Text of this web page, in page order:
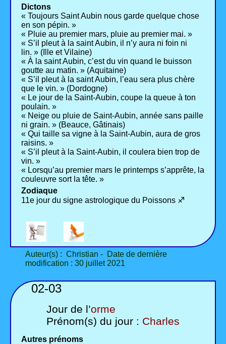
Dictons
« Toujours Saint Aubin nous garde quelque chose
en son pépin. »
« Pluie au premier mars, pluie au premier mai. »
« S’il pleut à la saint Aubin, il n’y aura ni foin ni
lin. » (Ille et Vilaine)
« À la saint Aubin, c’est du vin quand le buisson
goutte au matin. » (Aquitaine)
« S’il pleut à la saint Aubin, l’eau sera plus chère
que le vin. » (Dordogne)
« Le jour de la Saint-Aubin, coupe la queue à ton
poulain. »
« Neige ou pluie de Saint-Aubin, année sans paille
ni grain. » (Beauce, Gâtinais)
« Qui taille sa vigne à la Saint-Aubin, aura de gros
raisins. »
« S’il pleut à la Saint-Aubin, il coulera bien trop de
vin. »
« Lorsqu’au premier mars le printemps s’apprête, la
couleuvre sort la tête. »
Zodiaque
11e jour du signe astrologique du Poissons ♐
Auteur(s) : Christian - Date de dernière
modification : 30 juillet 2021
02-03
Jour de l’orme
Prénom(s) du jour : Charles
Autres prénoms